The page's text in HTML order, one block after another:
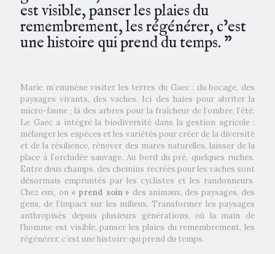
est visible, panser les plaies du
remembrement, les régénérer, c’est
une histoire qui prend du temps. ”
Marie m’emmène visiter les terres du Gaec : du bocage, des
paysages vivants, des vaches. Ici des haies pour abriter la
micro-faune ; là des arbres pour la fraîcheur de l’ombre, l’été.
Le Gaec a intégré la biodiversité dans la gestion agricole :
mélanger les espèces et les variétés pour créer de la diversité
et de la résilience, rénover des mares naturelles, laisser de la
place à l’orchidée sauvage. Au bord du pré, quelques ruches.
Entre deux champs, des chemins recréés pour les vaches sont
désormais empruntés par les cyclistes et les randonneurs.
Chez eux, on « prend soin » des animaux, des paysages, des
gens, de l’impact sur les milieux. Transformer les paysages
anthropisés depuis plusieurs générations, où la main de
l’homme est visible, panser les plaies du remembrement, les
régénérer, c’est une histoire qui prend du temps.